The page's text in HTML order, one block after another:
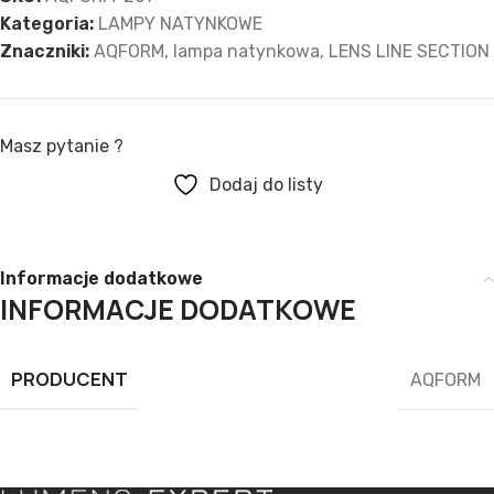
Kategoria: LAMPY NATYNKOWE
Znaczniki: AQFORM, lampa natynkowa, LENS LINE SECTION
Masz pytanie ?
Dodaj do listy
Informacje dodatkowe
INFORMACJE DODATKOWE
PRODUCENT AQFORM